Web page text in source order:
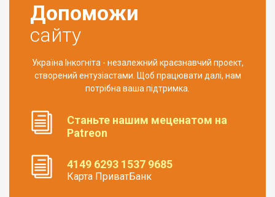
Допоможи
сайту
Україна Інкогніта - незалежний краєзнавчий проект,
створений ентузіастами. Щоб працювати далі, нам
потрібна ваша підтримка.
Станьте нашим меценатом на
Patreon
4149 6293 1537 9685
Карта ПриватБанк